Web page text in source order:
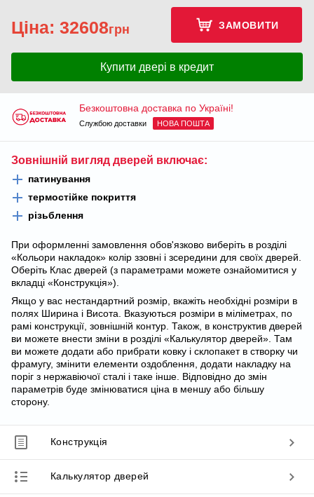
Ціна: 32608грн ЗАМОВИТИ
Купити двері в кредит
Безкоштовна доставка по Україні!
Службою доставки НОВА ПОШТА
Зовнішній вигляд дверей включає:
патинування
термостійке покриття
різьблення
При оформленні замовлення обов'язково виберіть в розділі
«Кольори накладок» колір ззовні і зсередини для своїх дверей.
Оберіть Клас дверей (з параметрами можете ознайомитися у
вкладці «Конструкція»).
Якщо у вас нестандартний розмір, вкажіть необхідні розміри в
полях Ширина і Висота. Вказуються розміри в міліметрах, по
рамі конструкції, зовнішній контур. Також, в конструктив дверей
ви можете внести зміни в розділі «Калькулятор дверей». Там
ви можете додати або прибрати ковку і склопакет в створку чи
фрамугу, змінити елементи оздоблення, додати накладку на
поріг з нержавіючої сталі і таке інше. Відповідно до змін
параметрів буде змінюватися ціна в меншу або більшу
сторону.
Конструкція
Калькулятор дверей